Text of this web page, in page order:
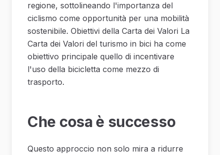
regione, sottolineando l'importanza del
ciclismo come opportunità per una mobilità
sostenibile. Obiettivi della Carta dei Valori La
Carta dei Valori del turismo in bici ha come
obiettivo principale quello di incentivare
l'uso della bicicletta come mezzo di
trasporto.
Che cosa è successo
Questo approccio non solo mira a ridurre